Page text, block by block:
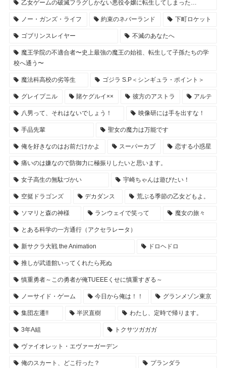
乙女ゲームの破滅フラグしかない悪役令嬢に転生してしまった…
ノー・ガンズ・ライフ 約束のネバーランド 下町ロケット
ゴブリンスレイヤー 不滅のあなたへ
魔王学院の不適合者〜史上最強の魔王の始祖、転生して子孫たちの学
校へ通う〜
魔法科高校の劣等生 ゴジラ S.P＜シンギュラ・ポイント＞
グレイプニル 賭ケグルイ×× 彼方のアストラ アルテ
八男って、それはないでしょう！ 映像研には手を出すな！
手品先輩 聖女の魔力は万能です
俺を好きなのはお前だけかよ スーパーカブ 恋する小惑星
痛いのは嫌なので防御力に極振りしたいと思います。
女子高生の無駄づかい 宇崎ちゃんは遊びたい！
空挺ドラゴンズ デカダンス 荒ぶる季節の乙女どもよ。
ソマリと森の神様 ランウェイで笑って 魔女の旅々
とある科学の一方通行（アクセラレータ）
新サクラ大戦 the Animation ドロヘドロ
推しが武道館いってくれたら死ぬ
慎重勇者～この勇者が俺TUEEEくせに慎重すぎる～
ノーサイド・ゲーム 今日から俺は！！ グランメゾン東京
集団左遷!! 半沢直樹 わたし、定時で帰ります。
3年A組 トクサツガガガ
ヴァイオレット・エヴァーガーデン
俺のスカート、どこ行った？ プランダラ